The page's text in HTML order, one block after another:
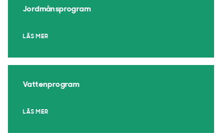
Jordmånsprogram
LÄS MER
Vattenprogram
LÄS MER